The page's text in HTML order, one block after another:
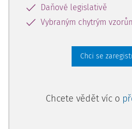
Daňové legislativě
Vybraným chytrým
Chci se
Chcete vědět víc o